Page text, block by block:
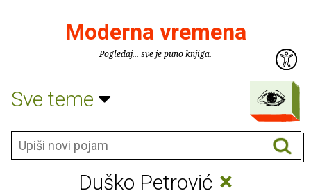
Moderna vremena
Pogledaj... sve je puno knjiga.
Sve teme
Duško Petrović ×